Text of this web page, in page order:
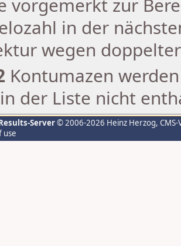
vorgemerkt zur
in der
wegen
Kontumazen
der Liste nicht
Server© 2006-2026 Heinz Herzog,
use